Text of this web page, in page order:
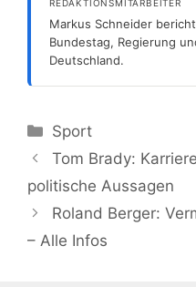
REDAKTIONSMITARBEITER
Markus Schneider
Bundestag, Regierung
Deutschland.
Kategorien
Sport
Tom Brady:
politische Aussagen
Roland Berger:
– Alle Infos